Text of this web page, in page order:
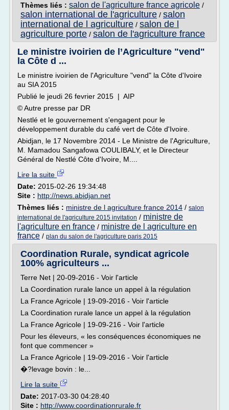
Thèmes liés : salon de l'agriculture france agricole /
salon international de l'agriculture / salon
international de l agriculture / salon de l
agriculture porte / salon de l'agriculture france
Le ministre ivoirien de l’Agriculture "vend"
la Côte d ...
Le ministre ivoirien de l'Agriculture "vend" la Côte d'Ivoire
au SIA 2015
Publié le jeudi 26 fevrier 2015 | AIP
© Autre presse par DR
Nestlé et le gouvernement s'engagent pour le
développement durable du café vert de Côte d'Ivoire.
Abidjan, le 17 Novembre 2014 - Le Ministre de l'Agriculture,
M. Mamadou Sangafowa COULIBALY, et le Directeur
Général de Nestlé Côte d'Ivoire, M....
Lire la suite
Date: 2015-02-26 19:34:48
Site : http://news.abidjan.net
Thèmes liés : ministre de l agriculture france 2014 / salon
international de l'agriculture 2015 invitation / ministre de
l'agriculture en france / ministre de l agriculture en
france / plan du salon de l'agriculture paris 2015
Coordination Rurale, syndicat agricole
100% agriculteurs ...
Terre Net | 20-09-2016 - Voir l'article
La Coordination rurale lance un appel à la régulation
La France Agricole | 19-09-2016 - Voir l'article
La Coordination rurale lance un appel à la régulation
La France Agricole | 19-09-216 - Voir l'article
Pour les éleveurs, « les conséquences économiques ne
font que commencer »
La France Agricole | 19-09-2016 - Voir l'article
�?levage bovin : le...
Lire la suite
Date: 2017-03-30 04:28:40
Site : http://www.coordinationrurale.fr